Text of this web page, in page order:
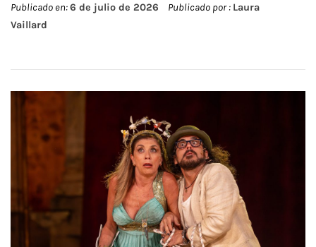
Publicado en:6 de julio de 2026 Publicado por : Laura
Vaillard